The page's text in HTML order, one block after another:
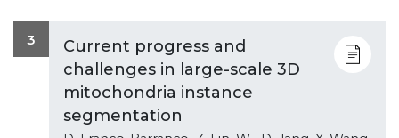
3
Current progress and
challenges in large-scale 3D
mitochondria instance
segmentation